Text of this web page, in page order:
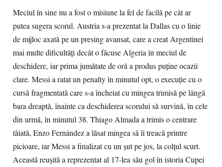
Meciul în sine nu a fost o misiune la fel de facilă pe cât ar
putea sugera scorul. Austria s-a prezentat la Dallas cu o linie
de mijloc axată pe un presing avansat, care a creat Argentinei
mai multe dificultăți decât o făcuse Algeria în meciul de
deschidere, iar prima jumătate de oră a produs puține ocazii
clare. Messi a ratat un penalty în minutul opt, o execuție cu o
cursă fragmentată care s-a încheiat cu mingea trimisă pe lângă
bara dreaptă, înainte ca deschiderea scorului să survină, în cele
din urmă, în minutul 38. Thiago Almada a trimis o centrare
tăiată, Enzo Fernández a lăsat mingea să îi treacă printre
picioare, iar Messi a finalizat cu un șut pe jos, la colțul scurt.
Această reușită a reprezentat al 17-lea său gol în istoria Cupei